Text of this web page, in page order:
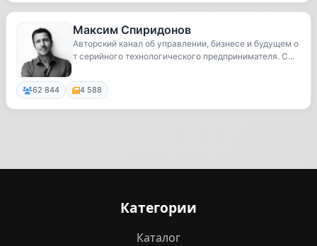
Максим Спиридонов
Авторский канал об управлении, бизнесе и будущем о
т серийного технологического предпринимателя. С...
62 844 4 588
Категории
Каталог